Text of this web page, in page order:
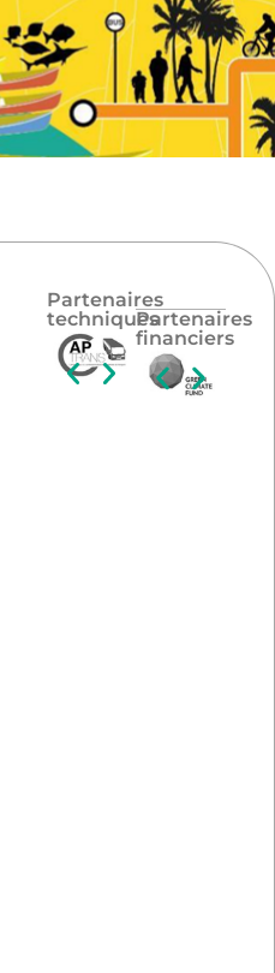
Partenaires
techniquesPartenaires
financiers